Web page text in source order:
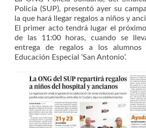
Policía (SUP), presentó ayer su
la que hará llegar regalos a niños y
El primer acto tendrá lugar el
de las 11:00 horas, cuando se
entrega de regalos a los
Educación Especial ‘San Antonio’.